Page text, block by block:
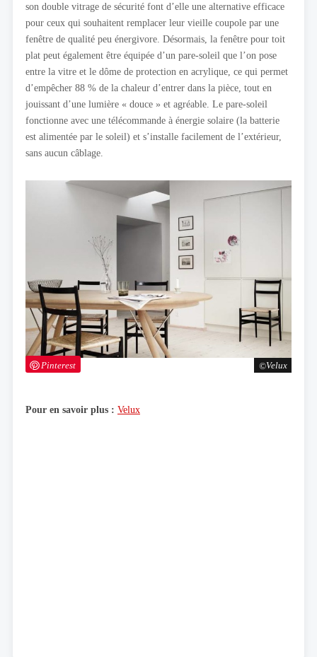
Velux
Pinterest
son double vitrage de sécurité font d’elle une alternative efficace
pour ceux qui souhaitent remplacer leur vieille coupole par une
fenêtre de qualité peu énergivore. Désormais, la fenêtre pour toit
plat peut également être équipée d’un pare-soleil que l’on pose
entre la vitre et le dôme de protection en acrylique, ce qui permet
d’empêcher 88 % de la chaleur d’entrer dans la pièce, tout en
jouissant d’une lumière « douce » et agréable. Le pare-soleil
fonctionne avec une télécommande à énergie solaire (la batterie
est alimentée par le soleil) et s’installe facilement de l’extérieur,
sans aucun câblage.
Pour en savoir plus : Velux